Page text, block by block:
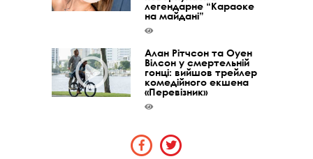
легендарне “Караоке
на майдані”
Алан Рітчсон та Оуен
Вілсон у смертельній
гонці: вийшов трейлер
комедійного екшена
«Перевізник»